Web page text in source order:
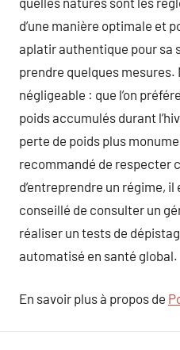
d’une manière optimale et
aplatir authentique pour sa
prendre quelques mesures.
négligeable : que l’on
poids accumulés durant
perte de poids plus
recommandé de respecter
d’entreprendre un régime,
conseillé de consulter un
réaliser un tests de
automatisé en santé global.
En savoir plus à propos de